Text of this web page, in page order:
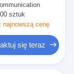
z
ROHS
sztuk
najnowszą cenę
się teraz